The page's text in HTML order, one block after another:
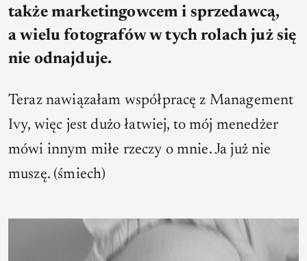
także marketingowcem i sprzedawcą,
a wielu fotografów w tych rolach już się
nie odnajduje.
Teraz nawiązałam współpracę z Management
Ivy, więc jest dużo łatwiej, to mój menedżer
mówi innym miłe rzeczy o mnie. Ja już nie
muszę. (śmiech)